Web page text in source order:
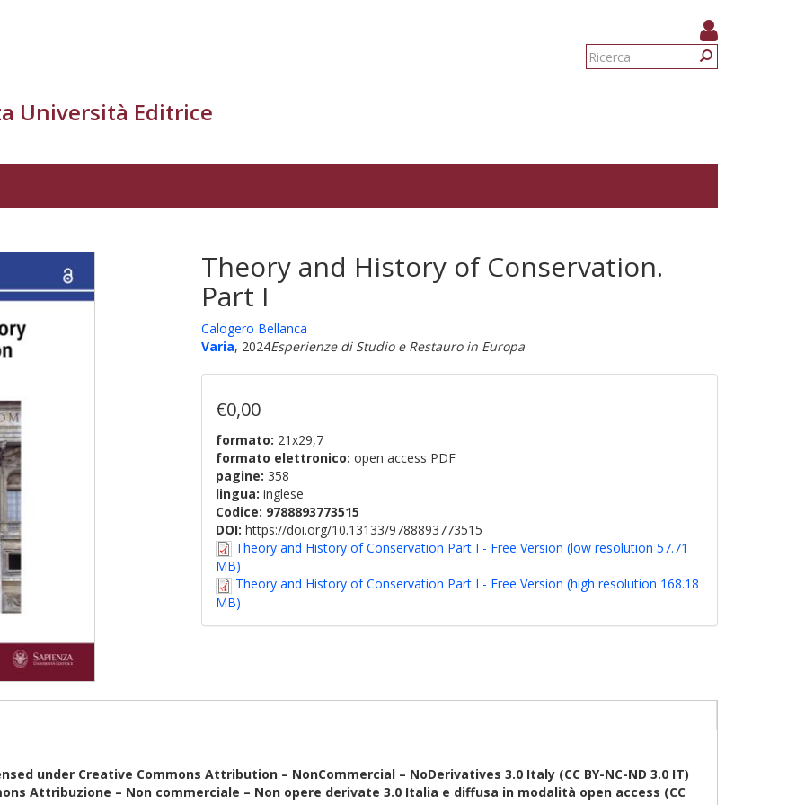
Form
Università Editrice
Theory and History of Conservation.
Part I
Calogero Bellanca
Varia, 2024Esperienze di Studio e Restauro in Europa
€0,00
formato: 21x29,7
formato elettronico: open access PDF
pagine: 358
lingua: inglese
Codice: 9788893773515
DOI: https://doi.org/10.13133/9788893773515
Theory and History of Conservation Part I - Free Version (low resolution 57.71
MB)
Theory and History of Conservation Part I - Free Version (high resolution 168.18
MB)
under Creative Commons Attribution – NonCommercial – NoDerivatives 3.0 Italy (CC BY-NC-ND 3.0 IT)
Attribuzione – Non commerciale – Non opere derivate 3.0 Italia e diffusa in modalità open access (CC